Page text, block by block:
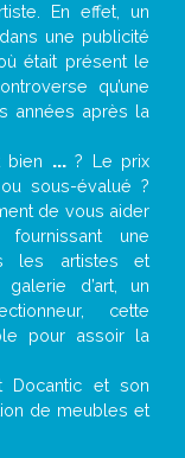
En effet, un
une publicité
était présent le
qu’une
années après la
bien ...? Le prix
sous-évalué ?
de vous aider
une
les artistes et
d’art, un
cette
pour assoir la
Docantic et son
de meubles et